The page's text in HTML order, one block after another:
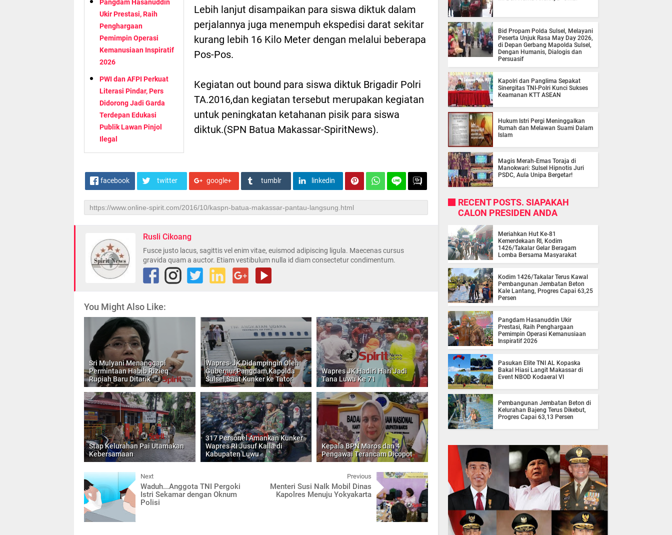
Pangdam Hasanuddin
Ukir Prestasi, Raih
Penghargaan
Pemimpin Operasi
Kemanusiaan Inspiratif
2026
PWI dan AFPI Perkuat
Literasi Pindar, Pers
Didorong Jadi Garda
Terdepan Edukasi
Publik Lawan Pinjol
Ilegal
Lebih lanjut disampaikan para siswa diktuk dalam
perjalannya juga menempuh ekspedisi darat sekitar
kurang lebih 16 Kilo Meter dengan melalui beberapa
Pos-Pos.
Kegiatan out bound para siswa diktuk Brigadir Polri
TA.2016,dan kegiatan tersebut merupakan kegiatan
untuk peningkatan ketahanan pisik para siswa
diktuk.(SPN Batua Makassar-SpiritNews).
facebook twitter google+ tumblr linkedin
Rusli Cikoang
Fusce justo lacus, sagittis vel enim vitae, euismod adipiscing ligula. Maecenas cursus
gravida quam a auctor. Etiam vestibulum nulla id diam consectetur condimentum.
You Might Also Like:
Sri Mulyani Menanggapi
Permintaan Habib Rizieq
Rupiah Baru Ditarik
Wapres-JK,Didampingin Oleh
Gubernur,Pangdam,Kapolda
Sulsel,Saat Kunker ke Tator
Wapres JK,Hadiri Hari Jadi
Tana Luwu Ke 71
Stap Kelurahan Pai Utamakan
Kebersamaan
317 Personel Amankan Kunker
Wapres RI Jusuf Kalla di
Kabupaten Luwu
Kepala BPN Maros dan 4
Pengawai Terancam Dicopot
Next
Waduh...Anggota TNI Pergoki
Istri Sekamar dengan Oknum
Polisi
Previous
Menteri Susi NaIk Mobil Dinas
Kapolres Menuju Yokyakarta
Bid Propam Polda Sulsel, Melayani
Peserta Unjuk Rasa May Day 2026,
di Depan Gerbang Mapolda Sulsel,
Dengan Humanis, Dialogis dan
Persuasif
Kapolri dan Panglima Sepakat
Sinergitas TNI-Polri Kunci Sukses
Keamanan KTT ASEAN
Hukum Istri Pergi Meninggalkan
Rumah dan Melawan Suami Dalam
Islam
Magis Merah-Emas Toraja di
Manokwari: Sulsel Hipnotis Juri
PSDC, Aula Unipa Bergetar!
RECENT POSTS. SIAPAKAH
CALON PRESIDEN ANDA
Meriahkan Hut Ke-81
Kemerdekaan RI, Kodim
1426/Takalar Gelar Beragam
Lomba Bersama Masyarakat
Kodim 1426/Takalar Terus Kawal
Pembangunan Jembatan Beton
Kale Lantang, Progres Capai 63,25
Persen
Pangdam Hasanuddin Ukir
Prestasi, Raih Penghargaan
Pemimpin Operasi Kemanusiaan
Inspiratif 2026
Pasukan Elite TNI AL Kopaska
Bakal Hiasi Langit Makassar di
Event NBOD Kodaeral VI
Pembangunan Jembatan Beton di
Kelurahan Bajeng Terus Dikebut,
Progres Capai 63,13 Persen